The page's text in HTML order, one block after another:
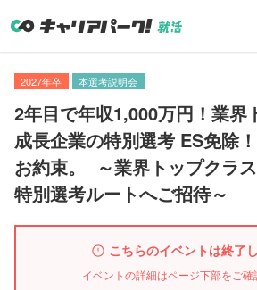
2027年卒 本選考説明会
2年目で年収1,000万円！業界
成長企業の特別選考 ES免除
お約束。
～業界トップクラ
特別選考ルートへご招待～
こちらのイベントは終了し
イベントの詳細はページ下部をご確